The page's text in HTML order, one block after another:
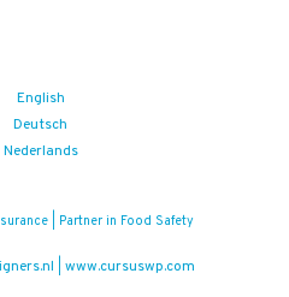
English
Deutsch
Nederlands
| Partner in Food Safety
www.cursuswp.com